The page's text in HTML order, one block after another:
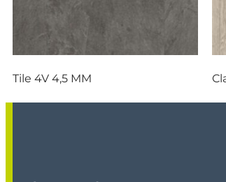
Tile 4V 4,5 MM